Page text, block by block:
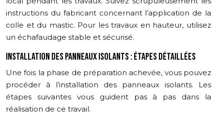
instructions du fabricant concernant l’application de la
colle et du mastic. Pour les travaux en hauteur, utilisez
un échafaudage stable et sécurisé.
INSTALLATION DES PANNEAUX ISOLANTS : ÉTAPES DÉTAILLÉES
Une fois la phase de préparation achevée, vous pouvez
procéder à l’installation des panneaux isolants. Les
étapes suivantes vous guident pas à pas dans la
réalisation de ce travail.